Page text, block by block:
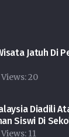
Jatuh Di
Views:20
Diadili
Siswi Di
Views: 11